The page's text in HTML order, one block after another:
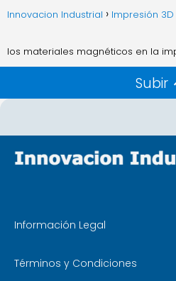
Innovacion Industrial Impresión 3D
los materiales magnéticos en la
Subir
Información Legal
Términos y Condiciones